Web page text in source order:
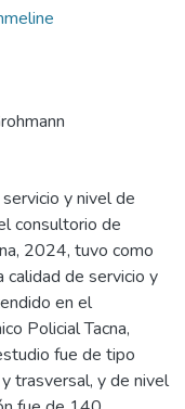
y nivel de
consultorio de
2024, tuvo como
de servicio y
en el
Policial Tacna,
fue de tipo
trasversal, y de nivel